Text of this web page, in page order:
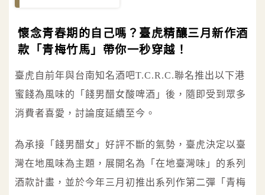
懷念青春期的自己嗎？臺虎精釀三月新作酒
款「青梅竹馬」帶你一秒穿越！
臺虎自前年與台南知名酒吧T.C.R.C.聯名推出以下港
蜜餞為風味的「餞男醋女酸啤酒」後，隨即受到眾多
消費者喜愛，討論度延續至今。
為承接「餞男醋女」好評不斷的氣勢，臺虎決定以臺
灣在地風味為主題，展開名為「在地臺灣味」的系列
酒款計畫，並於今年三月初推出系列作第二彈「青梅